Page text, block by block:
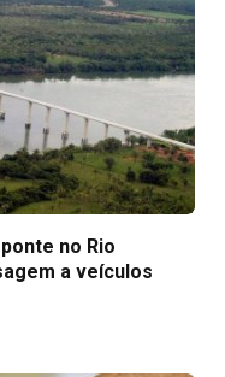
no Rio
a veículos